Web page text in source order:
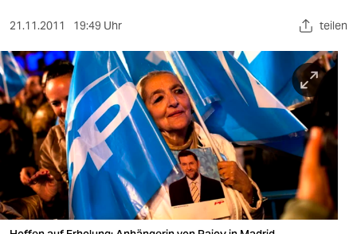
kultur
sport
berlin
nord
wahrheit
verlag
verlag
21.11.2011 19:49 Uhr teilen